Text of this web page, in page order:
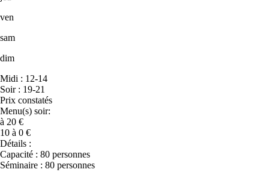
ven
sam
dim
Midi : 12-14
Soir : 19-21
Prix constatés
Menu(s) soir:
à 20 €
10 à 0 €
Détails :
Capacité : 80 personnes
Séminaire : 80 personnes